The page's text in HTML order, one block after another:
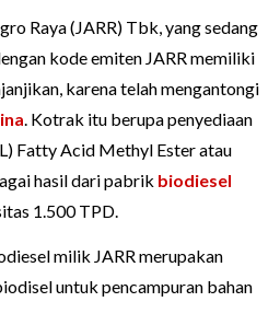
Raya (JARR) Tbk, yang sedang
kode emiten JARR memiliki
karena telah mengantongi
. Kotrak itu berupa penyediaan
Fatty Acid Methyl Ester atau
hasil dari pabrik biodiesel
1.500 TPD.
milik JARR merupakan
untuk pencampuran bahan